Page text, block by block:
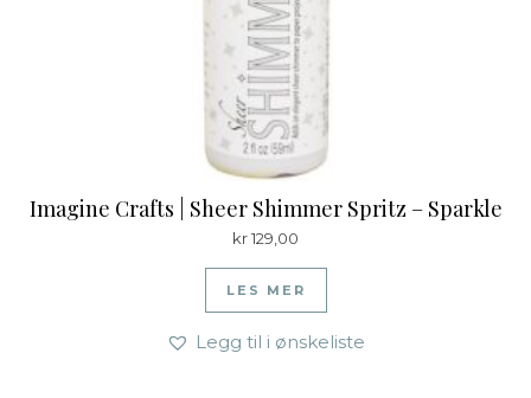
Imagine Crafts | Sheer Shimmer Spritz – Sparkle
kr129,00
LES MER
Legg til i ønskeliste